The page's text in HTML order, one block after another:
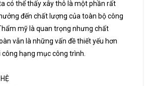
có thể thấy xây thô là một phần rất
đến chất lượng của toàn bộ công
mỹ là quan trọng nhưng chất
vẫn là những vấn đề thiết yếu hơn
hạng mục công trình.